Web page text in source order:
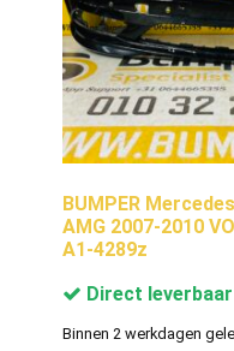
BUMPER
AMG 2007-2010
A1-4289z
Direct leverbaar
Binnen 2 werkdagen